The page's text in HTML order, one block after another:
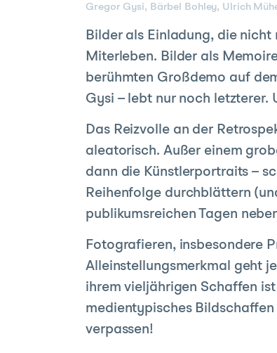
Gregor Gysi, Bärbel Bohley, Ulrich
Bilder als Einladung, die
Miterleben. Bilder als
berühmten Großdemo auf
Gysi – lebt nur noch letzterer.
Das Reizvolle an der
aleatorisch. Außer einem
dann die Künstlerportraits –
Reihenfolge durchblättern
publikumsreichen Tagen
Fotografieren, insbesondere
Alleinstellungsmerkmal geht
ihrem vieljährigen Schaffen
medientypisches
verpassen!